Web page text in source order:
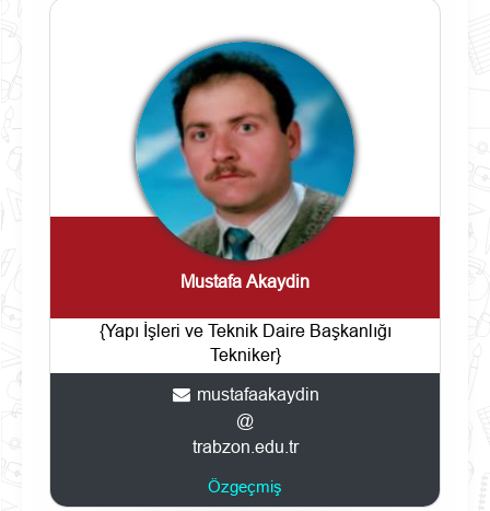
Mustafa Akaydin
{Yapı İşleri ve Teknik Daire Başkanlığı
Tekniker}
mustafaakaydin
@
trabzon.edu.tr
Özgeçmiş